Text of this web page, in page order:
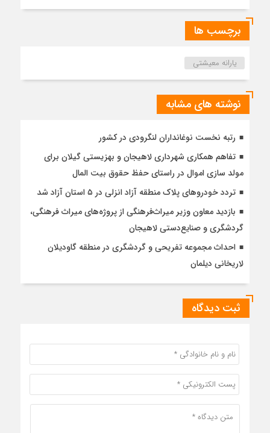
برچسب ها
یارانه معیشتی
نوشته های مشابه
رتبه نخست نوغانداران لنگرودی در کشور
تفاهم همکاری شهرداری لاهیجان و بهزیستی گیلان برای
مولد سازی اموال در راستای حفظ حقوق بیت المال
تردد خودروهای پلاک منطقه آزاد انزلی در ۵ استان آزاد شد
بازدید معاون وزیر میراث‌فرهنگی از پروژه‌های میراث فرهنگی،
گردشگری و صنایع‌دستی لاهیجان
احداث مجموعه تفریحی و گردشگری در منطقه گاودیلان
لاریخانی دیلمان
ثبت دیدگاه